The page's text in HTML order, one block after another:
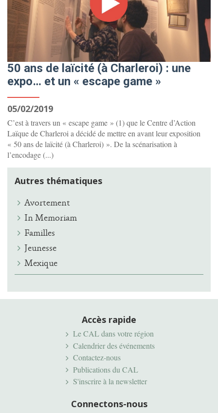
50 ans de laïcité (à Charleroi) : une
expo… et un « escape game »
05/02/2019
C’est à travers un « escape game » (1) que le Centre d’Action
Laïque de Charleroi a décidé de mettre en avant leur exposition
« 50 ans de laïcité (à Charleroi) ». De la scénarisation à
l’encodage (...)
Autres thématiques
Avortement
In Memoriam
Familles
Jeunesse
Mexique
Accès rapide
Le CAL dans votre région
Calendrier des événements
Contactez-nous
Publications du CAL
S'inscrire à la newsletter
Connectons-nous